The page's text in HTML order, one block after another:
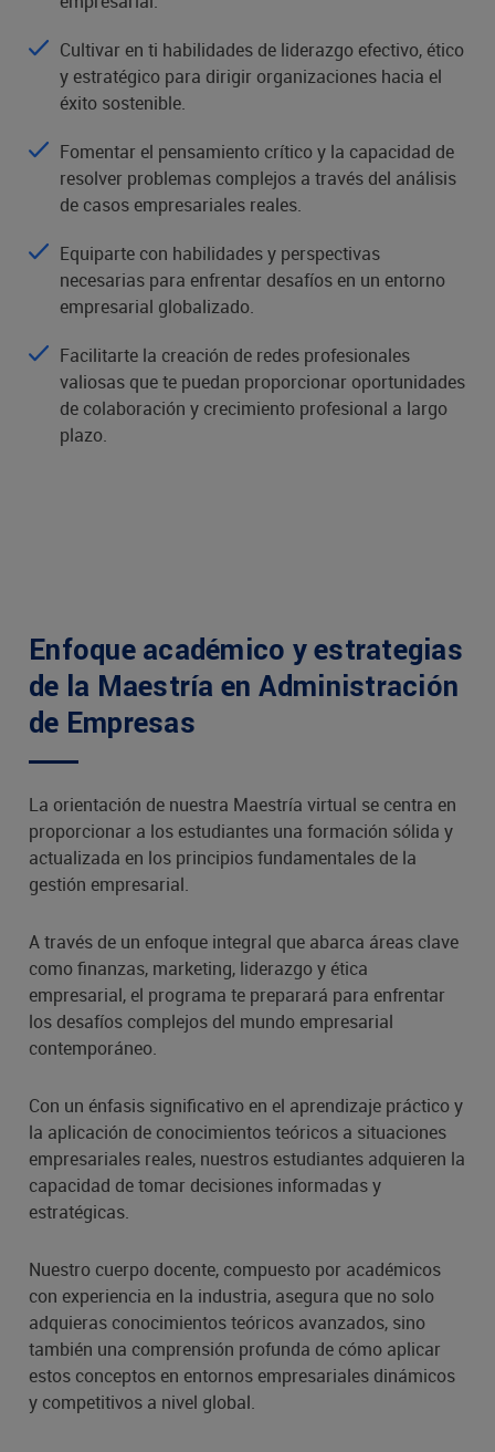
Cultivar en ti habilidades de liderazgo efectivo, ético
y estratégico para dirigir organizaciones hacia el
éxito sostenible.
Fomentar el pensamiento crítico y la capacidad de
resolver problemas complejos a través del análisis
de casos empresariales reales.
Equiparte con habilidades y perspectivas
necesarias para enfrentar desafíos en un entorno
empresarial globalizado.
Facilitarte la creación de redes profesionales
valiosas que te puedan proporcionar oportunidades
de colaboración y crecimiento profesional a largo
plazo.
Enfoque académico y estrategias
de la Maestría en Administración
de Empresas
La orientación de nuestra Maestría virtual se centra en
proporcionar a los estudiantes una formación sólida y
actualizada en los principios fundamentales de la
gestión empresarial.
A través de un enfoque integral que abarca áreas clave
como finanzas, marketing, liderazgo y ética
empresarial, el programa te preparará para enfrentar
los desafíos complejos del mundo empresarial
contemporáneo.
Con un énfasis significativo en el aprendizaje práctico y
la aplicación de conocimientos teóricos a situaciones
empresariales reales, nuestros estudiantes adquieren la
capacidad de tomar decisiones informadas y
estratégicas.
Nuestro cuerpo docente, compuesto por académicos
con experiencia en la industria, asegura que no solo
adquieras conocimientos teóricos avanzados, sino
también una comprensión profunda de cómo aplicar
estos conceptos en entornos empresariales dinámicos
y competitivos a nivel global.